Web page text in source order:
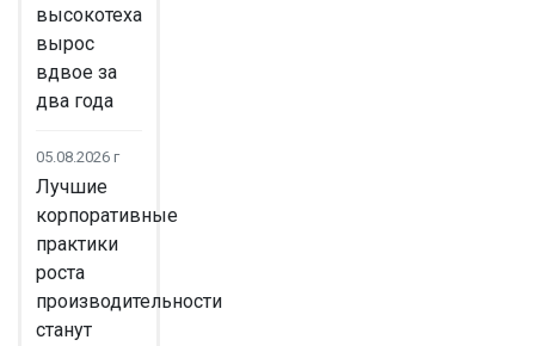
высокотеха
вырос
вдвое за
два года
05.08.2026 г
Лучшие
корпоративные
практики
роста
производительности
станут